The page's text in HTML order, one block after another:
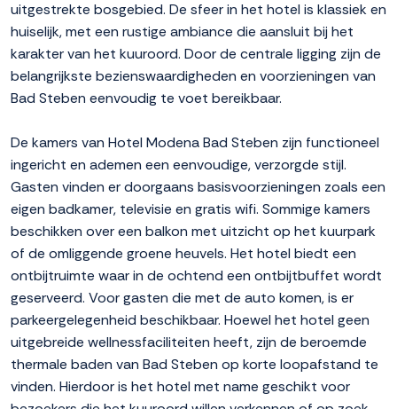
uitgestrekte bosgebied. De sfeer in het hotel is klassiek en
huiselijk, met een rustige ambiance die aansluit bij het
karakter van het kuuroord. Door de centrale ligging zijn de
belangrijkste bezienswaardigheden en voorzieningen van
Bad Steben eenvoudig te voet bereikbaar.
De kamers van Hotel Modena Bad Steben zijn functioneel
ingericht en ademen een eenvoudige, verzorgde stijl.
Gasten vinden er doorgaans basisvoorzieningen zoals een
eigen badkamer, televisie en gratis wifi. Sommige kamers
beschikken over een balkon met uitzicht op het kuurpark
of de omliggende groene heuvels. Het hotel biedt een
ontbijtruimte waar in de ochtend een ontbijtbuffet wordt
geserveerd. Voor gasten die met de auto komen, is er
parkeergelegenheid beschikbaar. Hoewel het hotel geen
uitgebreide wellnessfaciliteiten heeft, zijn de beroemde
thermale baden van Bad Steben op korte loopafstand te
vinden. Hierdoor is het hotel met name geschikt voor